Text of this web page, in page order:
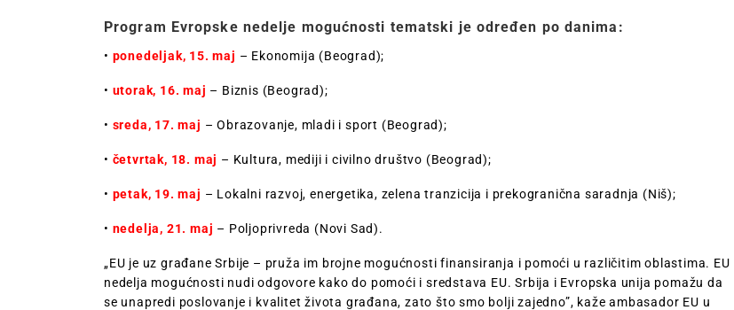
Program Evropske nedelje mogućnosti tematski je određen po danima:
• ponedeljak, 15. maj – Ekonomija (Beograd);
• utorak, 16. maj – Biznis (Beograd);
• sreda, 17. maj – Obrazovanje, mladi i sport (Beograd);
• četvrtak, 18. maj – Kultura, mediji i civilno društvo (Beograd);
• petak, 19. maj – Lokalni razvoj, energetika, zelena tranzicija i prekogranična saradnja (Niš);
• nedelja, 21. maj – Poljoprivreda (Novi Sad).
„EU je uz građane Srbije – pruža im brojne mogućnosti finansiranja i pomoći u različitim oblastima. EU
nedelja mogućnosti nudi odgovore kako do pomoći i sredstava EU. Srbija i Evropska unija pomažu da
se unapredi poslovanje i kvalitet života građana, zato što smo bolji zajedno”, kaže ambasador EU u